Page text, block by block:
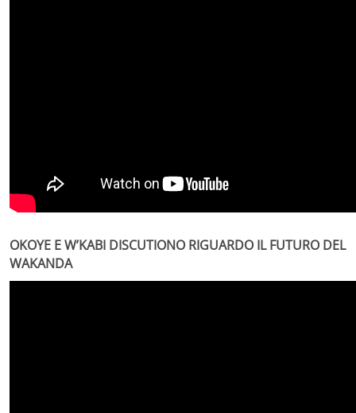
OKOYE E W’KABI DISCUTIONO RIGUARDO IL FUTURO DEL
WAKANDA